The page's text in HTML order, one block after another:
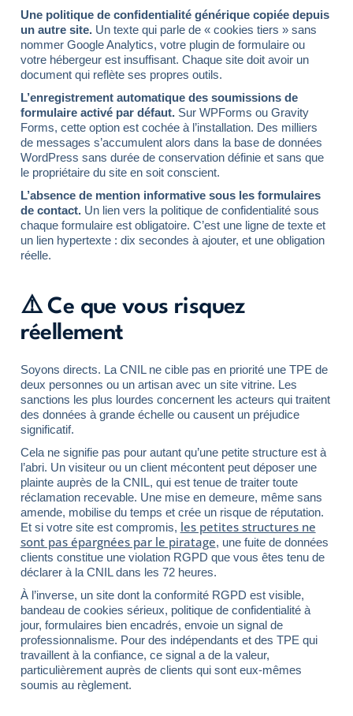
Une politique de confidentialité générique copiée depuis
un autre site.Un texte qui parle de « cookies tiers » sans
nommer Google Analytics, votre plugin de formulaire ou
votre hébergeur est insuffisant. Chaque site doit avoir un
document qui reflète ses propres outils.
L’enregistrement automatique des soumissions de
formulaire activé par défaut.Sur WPForms ou Gravity
Forms, cette option est cochée à l’installation. Des milliers
de messages s’accumulent alors dans la base de données
WordPress sans durée de conservation définie et sans que
le propriétaire du site en soit conscient.
L’absence de mention informative sous les formulaires
de contact.Un lien vers la politique de confidentialité sous
chaque formulaire est obligatoire. C’est une ligne de texte et
un lien hypertexte : dix secondes à ajouter, et une obligation
réelle.
⚠️ Ce que vous risquez
réellement
Soyons directs. La CNIL ne cible pas en priorité une TPE de
deux personnes ou un artisan avec un site vitrine. Les
sanctions les plus lourdes concernent les acteurs qui traitent
des données à grande échelle ou causent un préjudice
significatif.
Cela ne signifie pas pour autant qu’une petite structure est à
l’abri. Un visiteur ou un client mécontent peut déposer une
plainte auprès de la CNIL, qui est tenue de traiter toute
réclamation recevable. Une mise en demeure, même sans
amende, mobilise du temps et crée un risque de réputation.
Et si votre site est compromis, les petites structures ne
sont pas épargnées par le piratage, une fuite de données
clients constitue une violation RGPD que vous êtes tenu de
déclarer à la CNIL dans les 72 heures.
À l’inverse, un site dont la conformité RGPD est visible,
bandeau de cookies sérieux, politique de confidentialité à
jour, formulaires bien encadrés, envoie un signal de
professionnalisme. Pour des indépendants et des TPE qui
travaillent à la confiance, ce signal a de la valeur,
particulièrement auprès de clients qui sont eux-mêmes
soumis au règlement.